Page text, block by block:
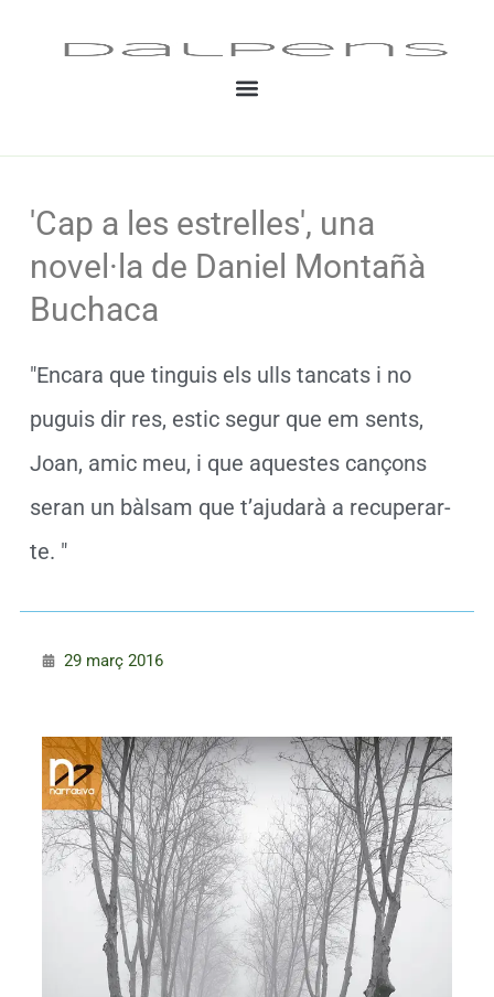
'Cap a les estrelles', una
novel·la de Daniel Montañà
Buchaca
"Encara que tinguis els ulls tancats i no
puguis dir res, estic segur que em sents,
Joan, amic meu, i que aquestes cançons
seran un bàlsam que t’ajudarà a recuperar-
te. "
29 març 2016